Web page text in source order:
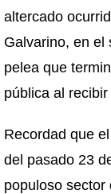
altercado
Galvarino, en el
pelea que
pública al
Recordad que
del pasado 23
populoso